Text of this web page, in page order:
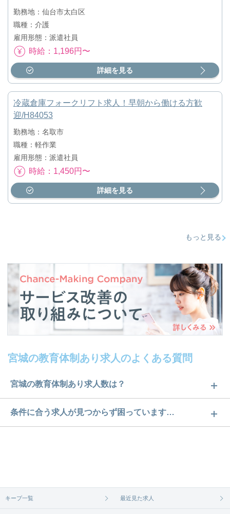
勤務地：仙台市太白区
職種：介護
雇用形態：派遣社員
時給：1,196円〜
詳細を見る
冷蔵倉庫フォークリフト求人！早朝から働ける方歓
迎/H84053
勤務地：名取市
職種：軽作業
雇用形態：派遣社員
時給：1,450円〜
詳細を見る
もっと見る
宮城の教育体制あり求人のよくある質問
宮城の教育体制あり求人数は？
宮城の教育体制あり求人数は160件です。どのような
求人があるかぜひチェックしてみてください。
条件に合う求人が見つからず困っています…
無料相談の登録はコチラから
キープ一覧 最近見た求人